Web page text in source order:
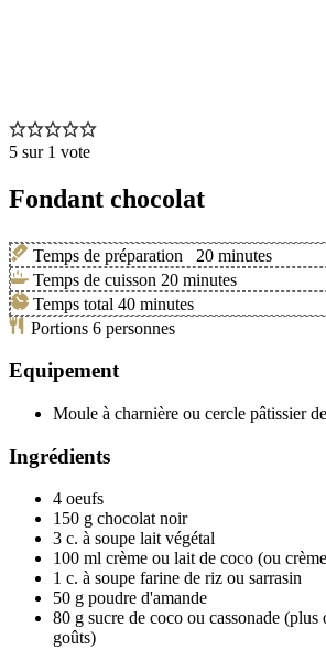
5 sur 1 vote
Fondant chocolat
Temps de préparation 20 minutes
Temps de cuisson 20 minutes
Temps total 40 minutes
Portions 6 personnes
Equipement
Moule à charnière ou cercle pâtissier
Ingrédients
4 oeufs
150 g chocolat noir
3 c. à soupe lait végétal
100 ml crème ou lait de coco (ou
1 c. à soupe farine de riz ou sarrasin
50 g poudre d'amande
80 g sucre de coco ou cassonade (plus
goûts)